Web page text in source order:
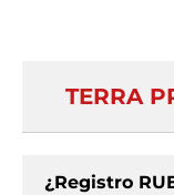
TERRA
¿Registro